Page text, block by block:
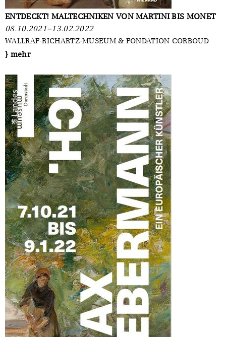
ENTDECKT! MALTECHNIKEN VON MARTINI BIS MONET
08.10.2021–13.02.2022
WALLRAF-RICHARTZ-MUSEUM & FONDATION CORBOUD
} mehr